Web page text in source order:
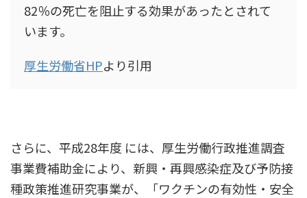
82％の死亡を阻止する効果があったとされて
います。
厚生労働省HPより引用
さらに、平成28年度 には、厚生労働行政推進調査
事業費補助金により、新興・再興感染症及び予防接
種政策推進研究事業が、「ワクチンの有効性・安全